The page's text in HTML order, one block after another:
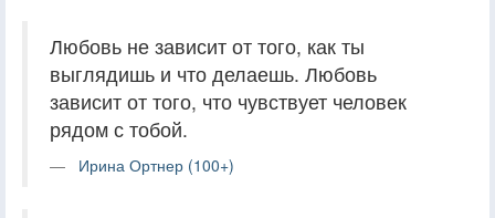
Любовь не зависит от того, как ты
выглядишь и что делаешь. Любовь
зависит от того, что чувствует человек
рядом с тобой.
Ирина Ортнер (100+)